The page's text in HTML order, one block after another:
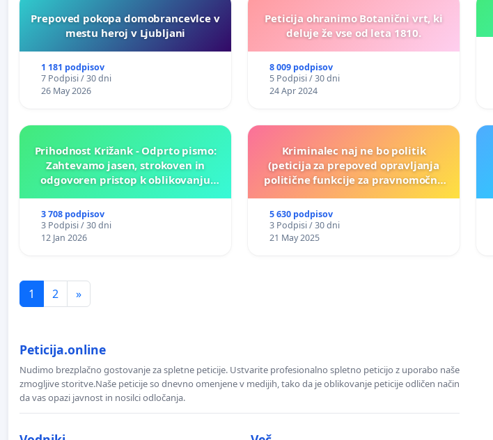
Prepoved pokopa domobrancevlce v
mestu heroj v Ljubljani
1 181 podpisov
7 Podpisi / 30 dni
26 May 2026
Peticija ohranimo Botanični vrt, ki
deluje že vse od leta 1810.
8 009 podpisov
5 Podpisi / 30 dni
24 Apr 2024
Prihodnost Križank - Odprto pismo:
Zahtevamo jasen, strokoven in
odgovoren pristop k oblikovanju
3 708 podpisov
3 Podpisi / 30 dni
12 Jan 2026
Kriminalec naj ne bo politik
(peticija za prepoved opravljanja
politične funkcije za pravnomočno
5 630 podpisov
3 Podpisi / 30 dni
21 May 2025
1 2 »
Peticija.online
Nudimo brezplačno gostovanje za spletne peticije. Ustvarite profesionalno spletno peticijo z uporabo naše
zmogljive storitve.Naše peticije so dnevno omenjene v medijih, tako da je oblikovanje peticije odličen način
da vas opazi javnost in nosilci odločanja.